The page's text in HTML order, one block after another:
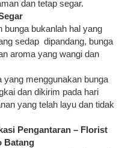
dan tetap segar.
bunga bukanlah hal yang
sedap dipandang, bunga
aroma yang wangi dan
yang menggunakan bunga
dan dikirim pada hari
yang telah layu dan tidak
Pengantaran – Florist
Batang